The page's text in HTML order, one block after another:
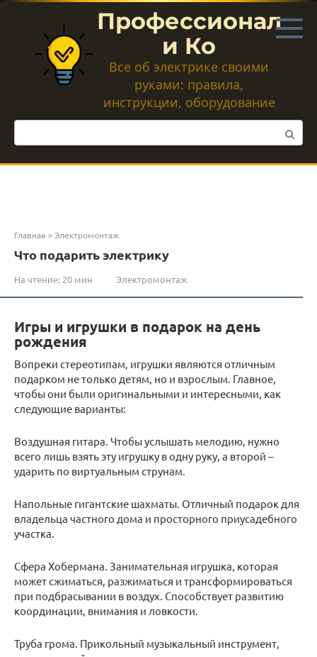
Перейти
контенту
Профессионал
и Ко
Все об электрике своими
руками: правила,
инструкции, оборудование
Поиск:
Главная »Электромонтаж
Что подарить электрику
На чтение: 20 мин Электромонтаж
Игры и игрушки в подарок на день
рождения
Вопреки стереотипам, игрушки являются отличным
подарком не только детям, но и взрослым. Главное,
чтобы они были оригинальными и интересными, как
следующие варианты:
Воздушная гитара. Чтобы услышать мелодию, нужно
всего лишь взять эту игрушку в одну руку, а второй –
ударить по виртуальным струнам.
Напольные гигантские шахматы. Отличный подарок для
владельца частного дома и просторного приусадебного
участка.
Сфера Хобермана. Занимательная игрушка, которая
может сжиматься, разжиматься и трансформироваться
при подбрасывании в воздух. Способствует развитию
координации, внимания и ловкости.
Труба грома. Прикольный музыкальный инструмент,